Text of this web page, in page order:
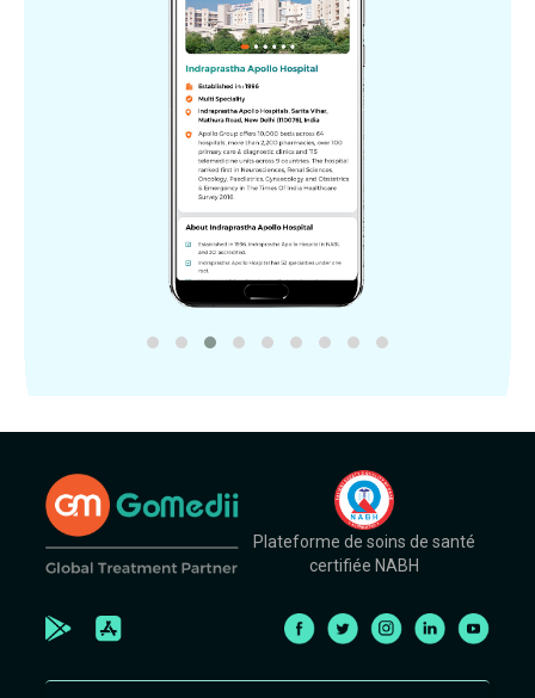
Plateforme de soins de santé
certifiée NABH